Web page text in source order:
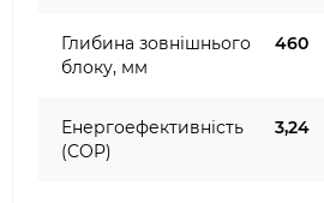
Глибина зовнішнього
блоку, мм
460
Енергоефективність
(COP)
3,24